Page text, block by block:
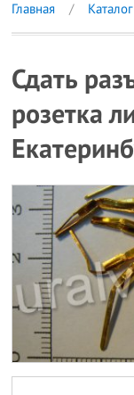
Главная Каталог
Сдать
розетка